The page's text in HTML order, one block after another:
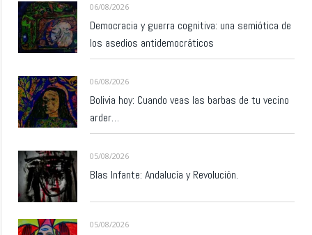
06/08/2026
Democracia y guerra cognitiva: una semiótica de
los asedios antidemocráticos
06/08/2026
Bolivia hoy: Cuando veas las barbas de tu vecino
arder…
05/08/2026
Blas Infante: Andalucía y Revolución.
05/08/2026